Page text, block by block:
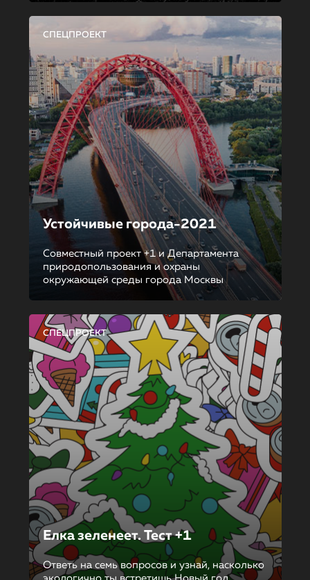
СПЕЦПРОЕКТ
Устойчивые города-2021
Совместный проект +1 и Департамента
природопользования и охраны
окружающей среды города Москвы
СПЕЦПРОЕКТ
Елка зеленеет. Тест +1
Ответь на семь вопросов и узнай, насколько